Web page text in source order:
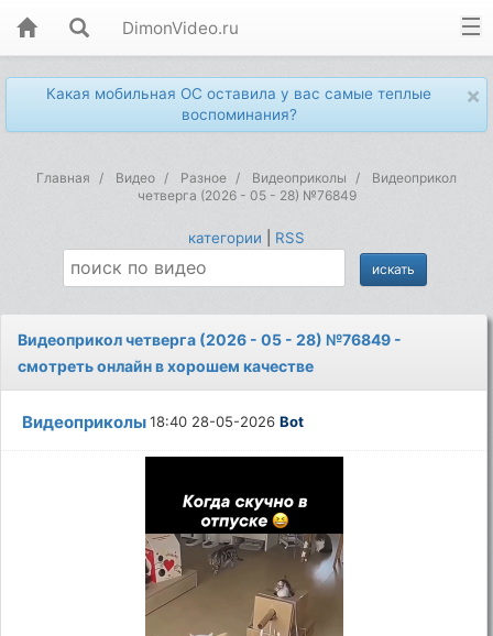
DimonVideo.ru
×
Какая мобильная ОС оставила у вас самые теплые
воспоминания?
Главная Видео Разное Видеоприколы
Видеоприкол
четверга (2026 - 05 - 28) №76849
категории RSS
Видеоприкол четверга (2026 - 05 - 28) №76849 -
смотреть онлайн в хорошем качестве
Видеоприколы18:40 28-05-2026Bot